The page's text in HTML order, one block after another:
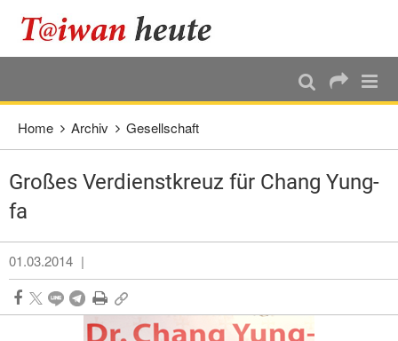
Direkt weiter zum Haupt-Inhalt
Home Archiv Gesellschaft
Großes Verdienstkreuz für Chang Yung-
fa
01.03.2014 |